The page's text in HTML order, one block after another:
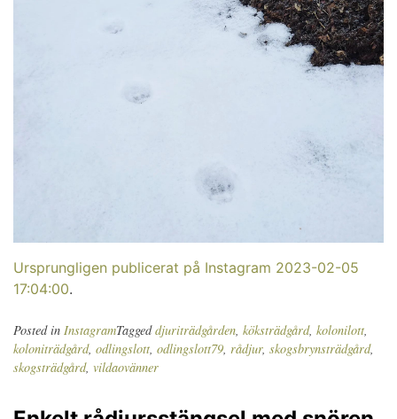
Ursprungligen publicerat på Instagram 2023-02-05
17:04:00.
Posted in InstagramTaggeddjuriträdgården, köksträdgård, kolonilott,
koloniträdgård, odlingslott, odlingslott79, rådjur, skogsbrynsträdgård,
skogsträdgård, vildaovänner